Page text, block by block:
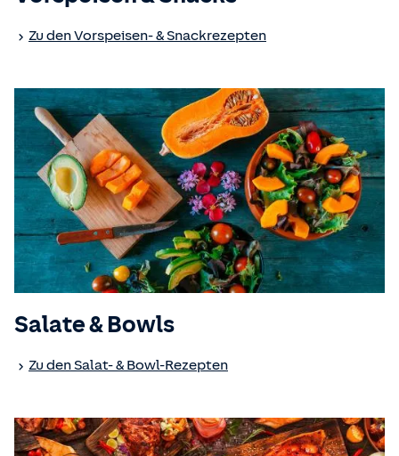
Zu den Vorspeisen- & Snackrezepten
Salate & Bowls
Zu den Salat- & Bowl-Rezepten